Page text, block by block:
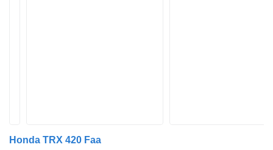
Honda TRX 420 Faa